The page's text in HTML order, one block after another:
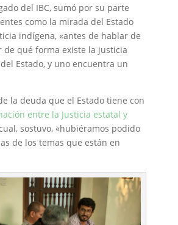
del IBC, sumó por su parte
como la mirada del Estado
indígena, «antes de hablar de
de qué forma existe la justicia
Estado, y uno encuentra un
la deuda que el Estado tiene con
entre la Justicia estatal y
sostuvo, «hubiéramos podido
de los temas que están en